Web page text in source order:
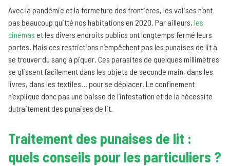
Avec la pandémie et la fermeture des frontières, les valises n’ont
pas beaucoup quitté nos habitations en 2020. Par ailleurs, les
cinémas et les divers endroits publics ont longtemps fermé leurs
portes. Mais ces restrictions n’empêchent pas les punaises de lit à
se trouver du sang à piquer. Ces parasites de quelques millimètres
se glissent facilement dans les objets de seconde main, dans les
livres, dans les textiles… pour se déplacer. Le confinement
n’explique donc pas une baisse de l’infestation et de la nécessite
dutraitement des punaises de lit.
Traitement des punaises de lit :
quels conseils pour les particuliers ?